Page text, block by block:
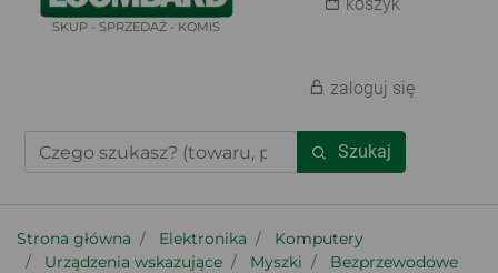
SKUP - SPRZEDAŻ - KOMIS
Szukaj
zaloguj się
Strona główna Elektronika
Komputery
Urządzenia wskazujące
Myszki
Bezprzewodowe